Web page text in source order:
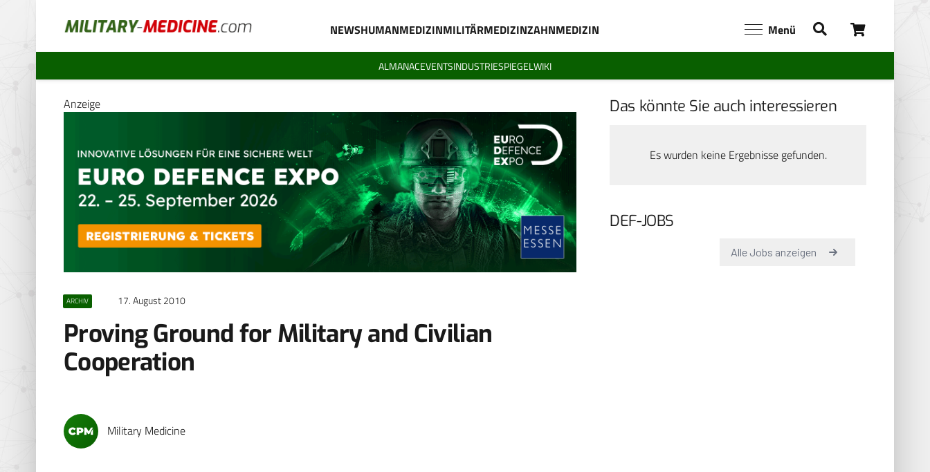
NEWSHUMANMEDIZINMILITÄRMEDIZINZAHNMEDIZIN Menü
ALMANACEVENTSINDUSTRIESPIEGELWIKI
Anzeige
ARCHIV 17. August 2010
Proving Ground for Military and Civilian
Cooperation
Military Medicine
Das könnte Sie auch interessieren
Es wurden keine Ergebnisse gefunden.
DEF-JOBS